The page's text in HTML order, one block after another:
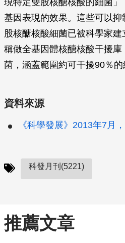
現特定雙股核醣核酸的細菌
基因表現的效果。這些可以
股核醣核酸細菌已被科學家建
稱做全基因體核醣核酸干擾
菌，涵蓋範圍約可干擾90％的
資料來源
《科學發展》2013年7月
科發月刊(5221)
推薦文章